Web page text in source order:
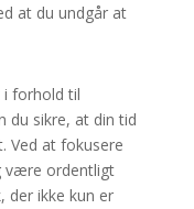
at du undgår at
forhold til
du sikre, at din tid
Ved at fokusere
være ordentligt
der ikke kun er